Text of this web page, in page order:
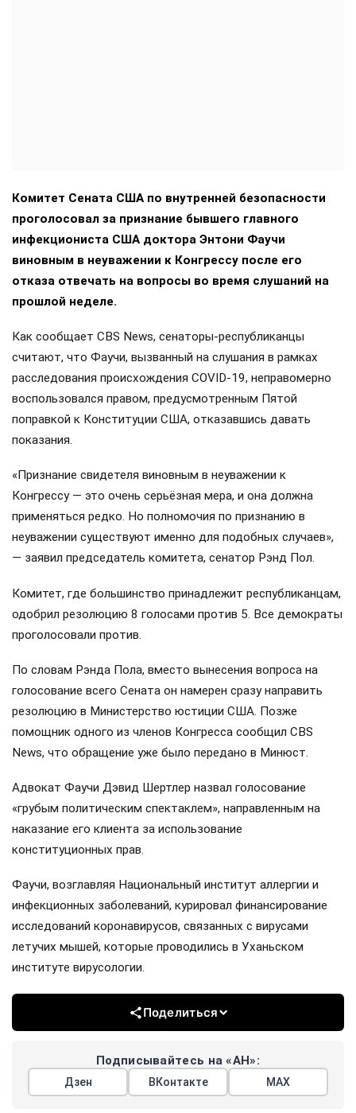
Комитет Сената США по внутренней безопасности
проголосовал за признание бывшего главного
инфекциониста США доктора Энтони Фаучи
виновным в неуважении к Конгрессу после его
отказа отвечать на вопросы во время слушаний на
прошлой неделе.
Как сообщает CBS News, сенаторы-республиканцы
считают, что Фаучи, вызванный на слушания в рамках
расследования происхождения COVID-19, неправомерно
воспользовался правом, предусмотренным Пятой
поправкой к Конституции США, отказавшись давать
показания.
«Признание свидетеля виновным в неуважении к
Конгрессу — это очень серьёзная мера, и она должна
применяться редко. Но полномочия по признанию в
неуважении существуют именно для подобных случаев»,
— заявил председатель комитета, сенатор Рэнд Пол.
Комитет, где большинство принадлежит республиканцам,
одобрил резолюцию 8 голосами против 5. Все демократы
проголосовали против.
По словам Рэнда Пола, вместо вынесения вопроса на
голосование всего Сената он намерен сразу направить
резолюцию в Министерство юстиции США. Позже
помощник одного из членов Конгресса сообщил CBS
News, что обращение уже было передано в Минюст.
Адвокат Фаучи Дэвид Шертлер назвал голосование
«грубым политическим спектаклем», направленным на
наказание его клиента за использование
конституционных прав.
Фаучи, возглавляя Национальный институт аллергии и
инфекционных заболеваний, курировал финансирование
исследований коронавирусов, связанных с вирусами
летучих мышей, которые проводились в Уханьском
институте вирусологии.
Поделиться
Подписывайтесь на «АН»:
Дзен ВКонтакте МАХ